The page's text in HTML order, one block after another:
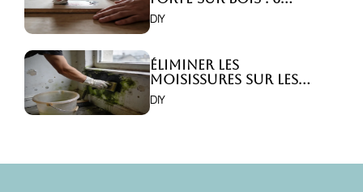
astuces efficaces !
DIY
Éliminer les
moisissures sur les
murs : 5 solutions
efficaces ?
DIY